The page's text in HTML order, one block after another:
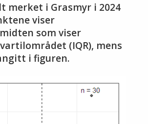
merket i Grasmyr i 2024
viser
som viser
(IQR), mens
i figuren.